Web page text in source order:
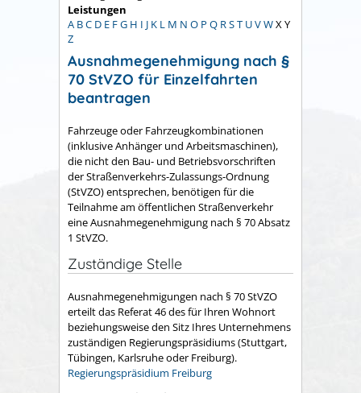
Leistungen
A BC D E FG H I J K L M N O P Q RST UVWX Y
Z
Ausnahmegenehmigung nach §
70 StVZO für Einzelfahrten
beantragen
Fahrzeuge oder Fahrzeugkombinationen
(inklusive Anhänger und Arbeitsmaschinen),
die nicht den Bau- und Betriebsvorschriften
der Straßenverkehrs-Zulassungs-Ordnung
(StVZO) entsprechen, benötigen für die
Teilnahme am öffentlichen Straßenverkehr
eine Ausnahmegenehmigung nach § 70 Absatz
1 StVZO.
Zuständige Stelle
Ausnahmegenehmigungen nach § 70 StVZO
erteilt das Referat 46 des für Ihren Wohnort
beziehungsweise den Sitz Ihres Unternehmens
zuständigen Regierungspräsidiums (Stuttgart,
Tübingen, Karlsruhe oder Freiburg).
Regierungspräsidium Freiburg